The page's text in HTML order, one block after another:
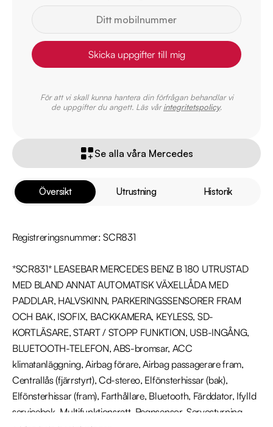
Översikt Utrustning Historik
Registreringsnummer: SCR831
*SCR831* LEASEBAR MERCEDES BENZ B 180 UTRUSTAD
MED BLAND ANNAT AUTOMATISK VÄXELLÅDA MED
PADDLAR, HALVSKINN, PARKERINGSSENSORER FRAM
OCH BAK, ISOFIX, BACKKAMERA, KEYLESS, SD-
KORTLÄSARE, START / STOPP FUNKTION, USB-INGÅNG,
BLUETOOTH-TELEFON, ABS-bromsar, ACC
klimatanläggning, Airbag förare, Airbag passagerare fram,
Centrallås (fjärrstyrt), Cd-stereo, Elfönsterhissar (bak),
Elfönsterhissar (fram), Farthållare, Bluetooth, Färddator, Ifylld
servicebok, Multifunktionsratt, Regnsensor, Servostyrning,
Skicka uppgifter till mig
För att vi skall kunna hantera din förfrågan behandlar vi
de uppgifter du angett. Läs vårintegritetspolicy.
Se alla våra Mercedes